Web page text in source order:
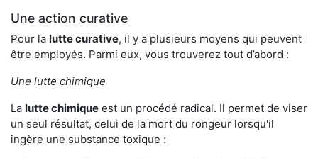
Une action curative
Pour la lutte curative, il y a plusieurs moyens qui peuvent
être employés. Parmi eux, vous trouverez tout d’abord :
Une lutte chimique
La lutte chimique est un procédé radical. Il permet de viser
un seul résultat, celui de la mort du rongeur lorsqu'il
ingère une substance toxique :